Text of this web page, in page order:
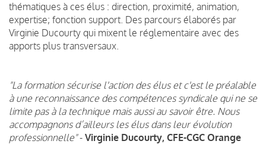
thématiques à ces élus : direction, proximité, animation,
expertise; fonction support. Des parcours élaborés par
Virginie Ducourty qui mixent le réglementaire avec des
apports plus transversaux.
"La formation sécurise l'action des élus et c'est le préalable
à une reconnaissance des compétences syndicale qui ne se
limite pas à la technique mais aussi au savoir être. Nous
accompagnons d’ailleurs les élus dans leur évolution
professionnelle"- Virginie Ducourty, CFE-CGC Orange